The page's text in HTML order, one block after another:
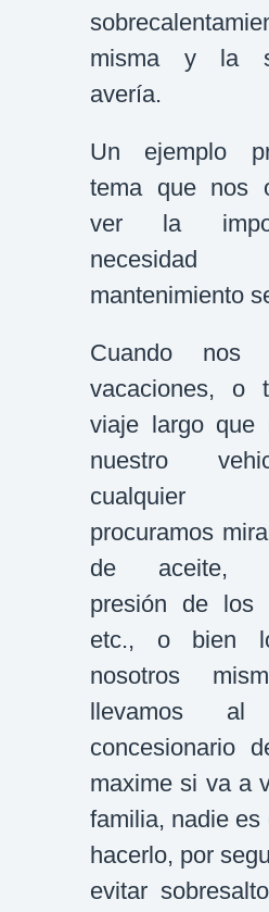
misma y la
avería.
Un ejemplo
tema que nos
ver la
mantenimiento
Cuando nos
vacaciones, o
viaje largo que
nuestro
cualquier
procuramos
de aceite,
presión de los
etc., o bien
nosotros
llevamos
concesionario
maxime si va a
familia, nadie es
hacerlo, por
evitar